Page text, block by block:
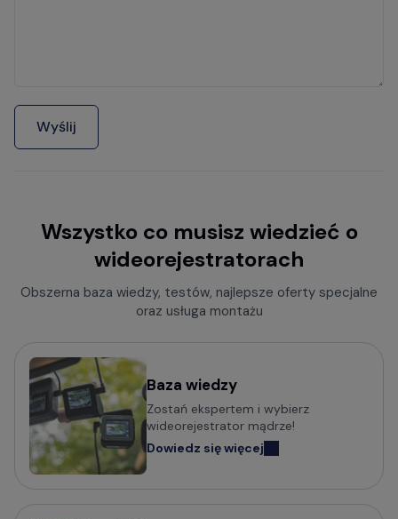
Wyślij
Wszystko co musisz wiedzieć o
wideorejestratorach
Obszerna baza wiedzy, testów, najlepsze oferty specjalne
oraz usługa montażu
Baza wiedzy
Zostań ekspertem i wybierz
wideorejestrator mądrze!
Dowiedz się więcej